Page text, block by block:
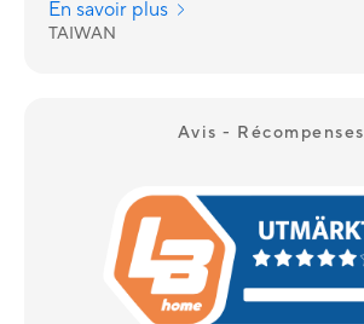
En savoir plus
TAIWAN
Avis - Récompenses